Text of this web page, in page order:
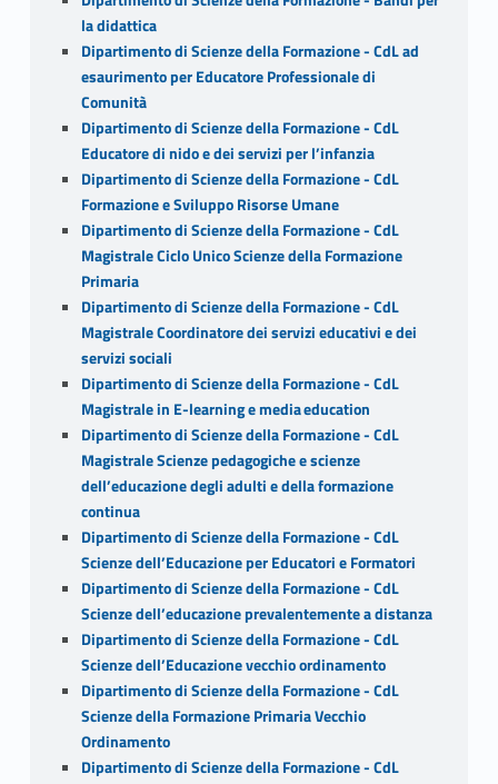
la didattica
Dipartimento di Scienze della Formazione - CdL ad
esaurimento per Educatore Professionale di
Comunità
Dipartimento di Scienze della Formazione - CdL
Educatore di nido e dei servizi per l’infanzia
Dipartimento di Scienze della Formazione - CdL
Formazione e Sviluppo Risorse Umane
Dipartimento di Scienze della Formazione - CdL
Magistrale Ciclo Unico Scienze della Formazione
Primaria
Dipartimento di Scienze della Formazione - CdL
Magistrale Coordinatore dei servizi educativi e dei
servizi sociali
Dipartimento di Scienze della Formazione - CdL
Magistrale in E-learning e media education
Dipartimento di Scienze della Formazione - CdL
Magistrale Scienze pedagogiche e scienze
dell’educazione degli adulti e della formazione
continua
Dipartimento di Scienze della Formazione - CdL
Scienze dell’Educazione per Educatori e Formatori
Dipartimento di Scienze della Formazione - CdL
Scienze dell’educazione prevalentemente a distanza
Dipartimento di Scienze della Formazione - CdL
Scienze dell’Educazione vecchio ordinamento
Dipartimento di Scienze della Formazione - CdL
Scienze della Formazione Primaria Vecchio
Ordinamento
Dipartimento di Scienze della Formazione - CdL